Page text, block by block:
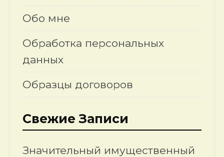
Обо мне
Обработка персональных
данных
Образцы договоров
Свежие Записи
Значительный имущественный